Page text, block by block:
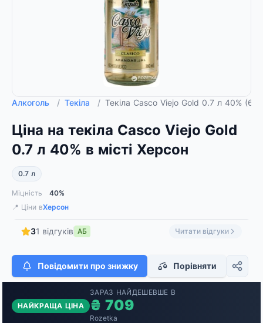
Алкоголь / Текіла / Текіла Casco Viejo Gold 0.7 л 40%
Ціна на текіла Casco Viejo Gold
0.7 л 40% в місті Херсон
0.7 л
Міцність
40%
📍 Ціни вХерсон
31 відгуків АБ Читати відгуки
Повідомити про знижку Порівняти
НАЙКРАЩА ЦІНА
ЗАРАЗ НАЙДЕШЕВШЕ В
₴ 709
Rozetka